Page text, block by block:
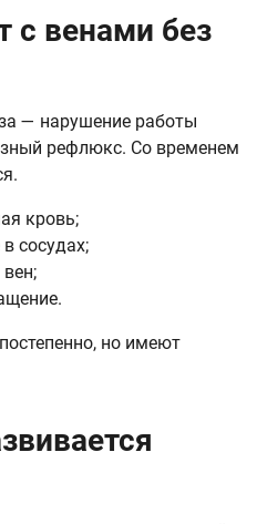
с венами без
— нарушение работы
рефлюкс. Со временем
кровь;
сосудах;
но имеют